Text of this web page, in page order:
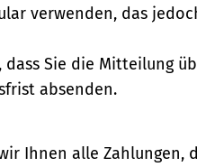
verwenden, das
Sie die Mitteilung
absenden.
Ihnen alle Zahlungen,